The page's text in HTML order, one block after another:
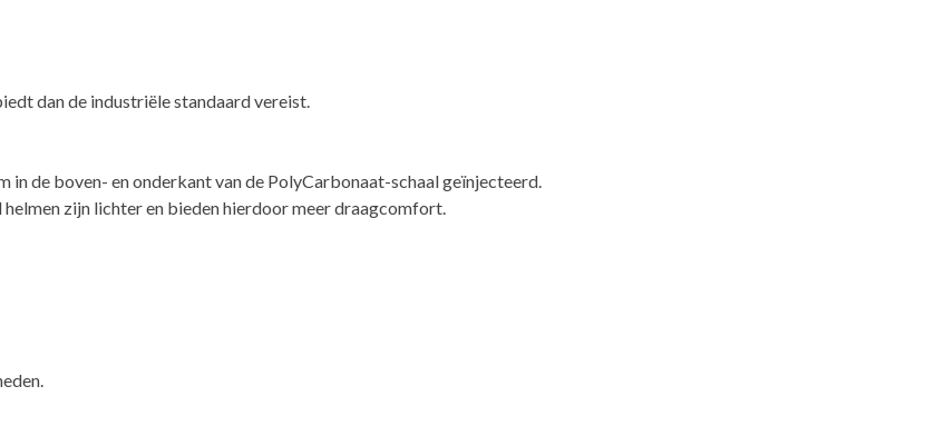
dan de industriële standaard vereist.
de boven- en onderkant van de PolyCarbonaat-schaal geïnjecteerd.
zijn lichter en bieden hierdoor meer draagcomfort.